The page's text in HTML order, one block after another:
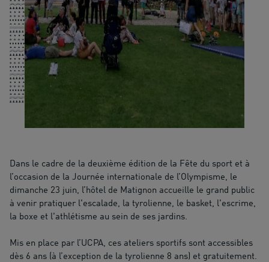
Dans le cadre de la deuxième édition de la Fête du sport et à
l’occasion de la Journée internationale de l’Olympisme, le
dimanche 23 juin, l’hôtel de Matignon accueille le grand public
à venir pratiquer l'escalade, la tyrolienne, le basket, l'escrime,
la boxe et l'athlétisme au sein de ses jardins.
Mis en place par l’UCPA, ces ateliers sportifs sont accessibles
dès 6 ans (à l’exception de la tyrolienne 8 ans) et gratuitement.